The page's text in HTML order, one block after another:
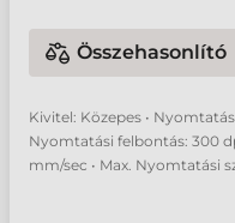
Összehasonlító
Kivitel: Közepes •
Nyomtatási felbontás: 300
mm/sec • Max. Nyomtatási